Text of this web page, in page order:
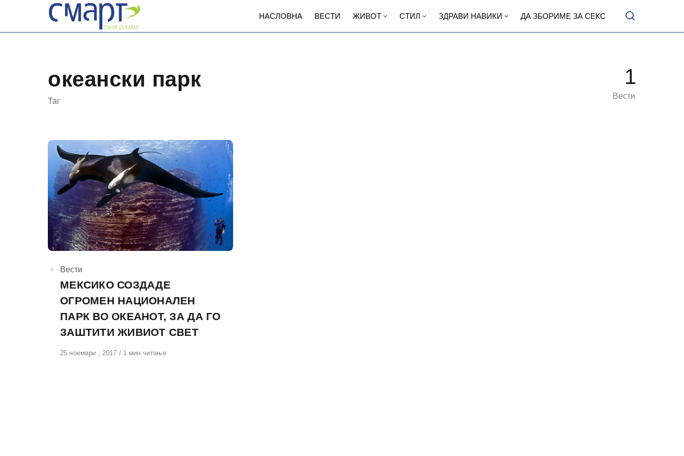
content
НАСЛОВНА ВЕСТИ ЖИВОТ СТИЛ ЗДРАВИ НАВИКИ ДА ЗБОРИМЕ ЗА СЕКС
океански парк
Таг
1
Вести
КАтегорија
Вести
МЕКСИКО СОЗДАДЕ
ОГРОМЕН НАЦИОНАЛЕН
ПАРК ВО ОКЕАНОТ, ЗА ДА ГО
ЗАШТИТИ ЖИВИОТ СВЕТ
Објавено
25 ноември , 2017 1 мин читање